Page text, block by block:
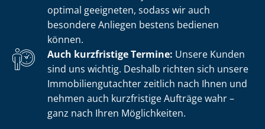
optimal geeigneten, sodass wir auch
besondere Anliegen bestens bedienen
können.
Auch kurzfristige Termine: Unsere Kunden
sind uns wichtig. Deshalb richten sich unsere
Im­mo­bi­li­en­gut­ach­ter zeitlich nach Ihnen und
nehmen auch kurzfristige Aufträge wahr –
ganz nach Ihren Möglichkeiten.